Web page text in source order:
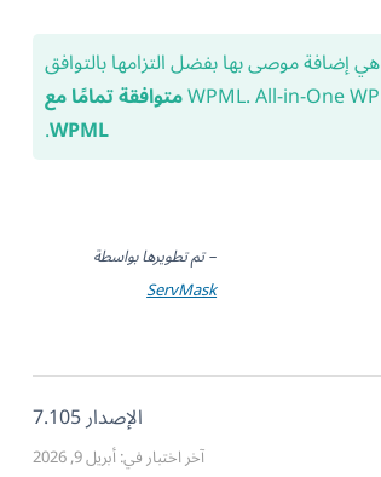
All-in-One WP Migration هي إضافة موصى بها بفضل التزامها بالتوافق
متوافقة تمامًا مع
WPML
.
– تم تطويرها بواسطة
ServMask
الإصدار 7.105
آخر اختبار في: أبريل 9, 2026